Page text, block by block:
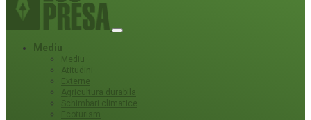
Mediu
Mediu
Atitudini
Externe
Agricultura durabila
Schimbari climatice
Ecoturism